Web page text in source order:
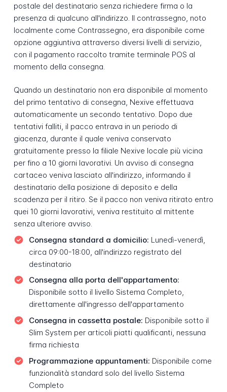
postale del destinatario senza richiedere firma o la
presenza di qualcuno all'indirizzo. Il contrassegno, noto
localmente come Contrassegno, era disponibile come
opzione aggiuntiva attraverso diversi livelli di servizio,
con il pagamento raccolto tramite terminale POS al
momento della consegna.
Quando un destinatario non era disponibile al momento
del primo tentativo di consegna, Nexive effettuava
automaticamente un secondo tentativo. Dopo due
tentativi falliti, il pacco entrava in un periodo di
giacenza, durante il quale veniva conservato
gratuitamente presso la filiale Nexive locale più vicina
per fino a 10 giorni lavorativi. Un avviso di consegna
cartaceo veniva lasciato all'indirizzo, informando il
destinatario della posizione di deposito e della
scadenza per il ritiro. Se il pacco non veniva ritirato entro
quei 10 giorni lavorativi, veniva restituito al mittente
senza ulteriore avviso.
Consegna standard a domicilio: Lunedì-venerdì,
circa 09:00-18:00, all'indirizzo registrato del
destinatario
Consegna alla porta dell'appartamento:
Disponibile sotto il livello Sistema Completo,
direttamente all'ingresso dell'appartamento
Consegna in cassetta postale: Disponibile sotto il
Slim System per articoli piatti qualificanti, nessuna
firma richiesta
Programmazione appuntamenti: Disponibile come
funzionalità standard solo del livello Sistema
Completo